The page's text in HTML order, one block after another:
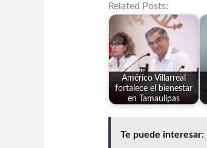
Related Posts:
Américo Villarreal
fortalece el bienestar
en Tamaulipas
Te puede interesar: